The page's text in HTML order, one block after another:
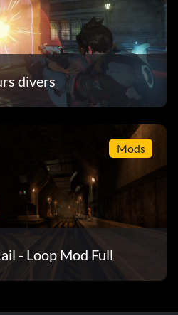
divers
Mods
- Loop Mod Full